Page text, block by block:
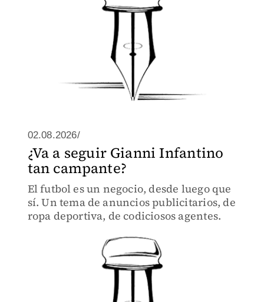
02.08.2026/
¿Va a seguir Gianni Infantino
tan campante?
El futbol es un negocio, desde luego que
sí. Un tema de anuncios publicitarios, de
ropa deportiva, de codiciosos agentes.